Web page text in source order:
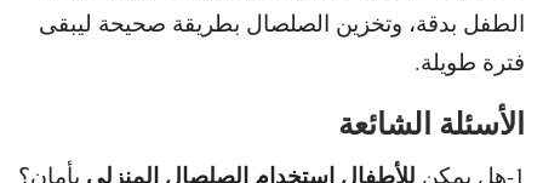
الطفل بدقة، وتخزين الصلصال بطريقة صحيحة ليبقى
فترة طويلة.
الأسئلة الشائعة
1-هل يمكن للأطفال استخدام الصلصال المنزلي بأمان؟